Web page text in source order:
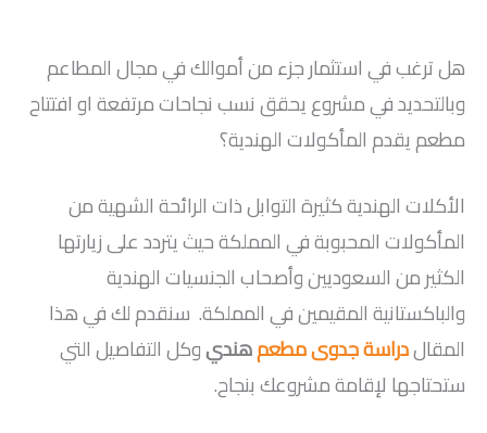
هل ترغب في استثمار جزء من أموالك في مجال المطاعم
وبالتحديد في مشروع يحقق نسب نجاحات مرتفعة او افتتاح
مطعم يقدم المأكولات الهندية؟
الأكلات الهندية كثيرة التوابل ذات الرائحة الشهية من
المأكولات المحبوبة في المملكة حيث يتردد على زيارتها
الكثير من السعوديين وأصحاب الجنسيات الهندية
والباكستانية المقيمين في المملكة. سنقدم لك في هذا
المقالدراسة جدوى مطعمهنديوكل التفاصيل التي
ستحتاجها لإقامة مشروعك بنجاح.